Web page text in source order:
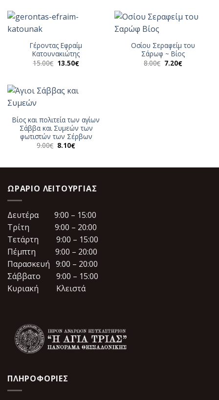
7.20€. 12.00€.
Γέροντας Εφραίμ
Κατουνακιώτης
15.00€ Original
price
13.50€Η
Οσίου Σεραφείμ του
Σάρωφ ~ Βίος
8.00€ Original
price
7.20€Η
Βίος και πολιτεία των αγίων
Σάββα και Συμεών των
φωτιστών των Σέρβων
9.00€ Original
price
8.10€Η
8.10€.
ΩΡΆΡΙΟ ΛΕΙΤΟΥΡΓΊΑΣ
Δευτέρα 9:00 – 15:00
Τρίτη 9:00 – 20:00
Τετάρτη 9:00 – 15:00
Πέμπτη 9:00 – 20:00
Παρασκευή 9:00 – 20:00
Σάββατο 9:00 – 15:00
Κυριακή Κλειστά
ΠΛΗΡΟΦΟΡΙΕΣ